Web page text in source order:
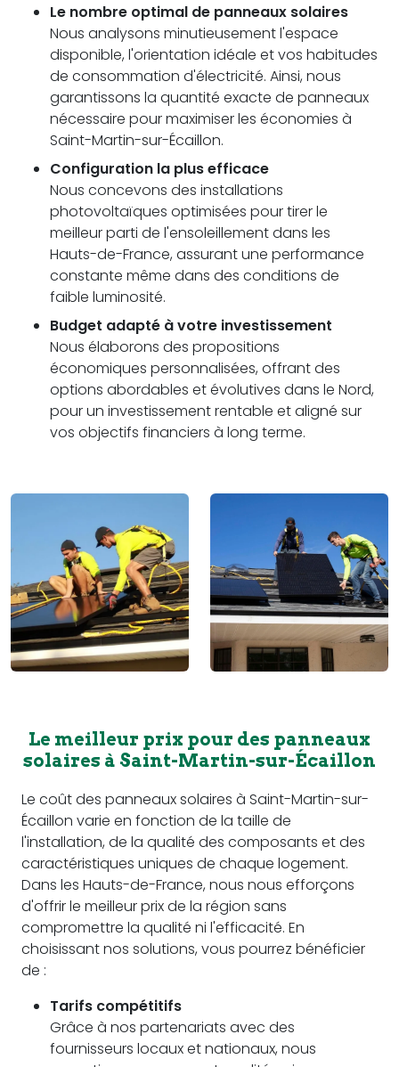
Le nombre optimal de panneaux solaires
Nous analysons minutieusement l'espace
disponible, l'orientation idéale et vos habitudes
de consommation d'électricité. Ainsi, nous
garantissons la quantité exacte de panneaux
nécessaire pour maximiser les économies à
Saint-Martin-sur-Écaillon.
Configuration la plus efficace
Nous concevons des installations
photovoltaïques optimisées pour tirer le
meilleur parti de l'ensoleillement dans les
Hauts-de-France, assurant une performance
constante même dans des conditions de
faible luminosité.
Budget adapté à votre investissement
Nous élaborons des propositions
économiques personnalisées, offrant des
options abordables et évolutives dans le Nord,
pour un investissement rentable et aligné sur
vos objectifs financiers à long terme.
Le meilleur prix pour des panneaux
solaires à Saint-Martin-sur-Écaillon
Le coût des panneaux solaires à Saint-Martin-sur-
Écaillon varie en fonction de la taille de
l'installation, de la qualité des composants et des
caractéristiques uniques de chaque logement.
Dans les Hauts-de-France, nous nous efforçons
d'offrir le meilleur prix de la région sans
compromettre la qualité ni l'efficacité. En
choisissant nos solutions, vous pourrez bénéficier
de :
Tarifs compétitifs
Grâce à nos partenariats avec des
fournisseurs locaux et nationaux, nous